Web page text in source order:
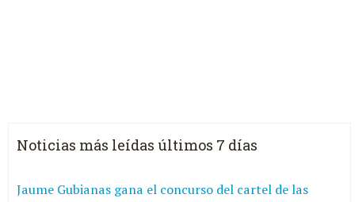
Noticias más leídas últimos 7 días
Jaume Gubianas gana el concurso del cartel de las